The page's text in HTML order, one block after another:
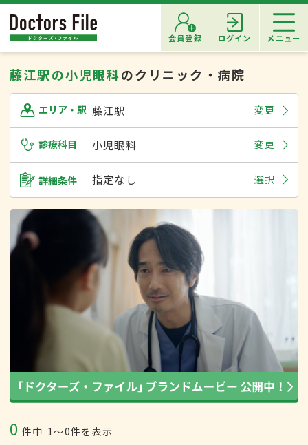
会員登録 ログイン メニュー
藤江駅の小児眼科のクリニック・病院
エリア・駅 藤江駅 変更
診療科目 小児眼科 変更
詳細条件 指定なし 選択
0 件中 1〜0件を表示